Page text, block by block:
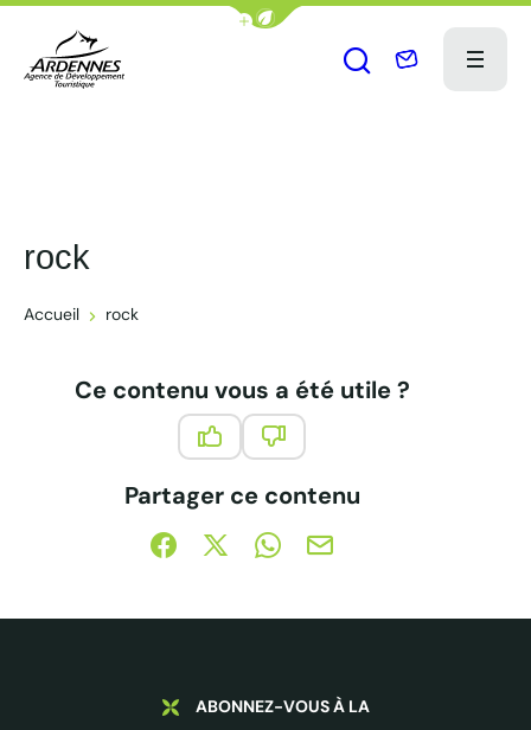
Afficher la barre de navigation du
Ouvrir le
Nous Menu
rock
Accueil rock
Ce contenu vous a été utile ?
Partager ce contenu
Partager sur Facebook (nouvelle fenêtre)
Partager sur X / Twitter (nouvelle
Partager sur WhatsApp
Partager par mail
ABONNEZ-VOUS À LA